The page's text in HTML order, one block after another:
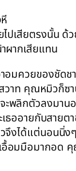
ปเสียตรงนั้น
ผากเสียแทน
อมควยของชัดช
วาท คุณหมิวก็ซ
ะพลิกตัวลงมา
ธออายกับสาย
จึงได้แต่นอนนิ่
อมมือมากอด